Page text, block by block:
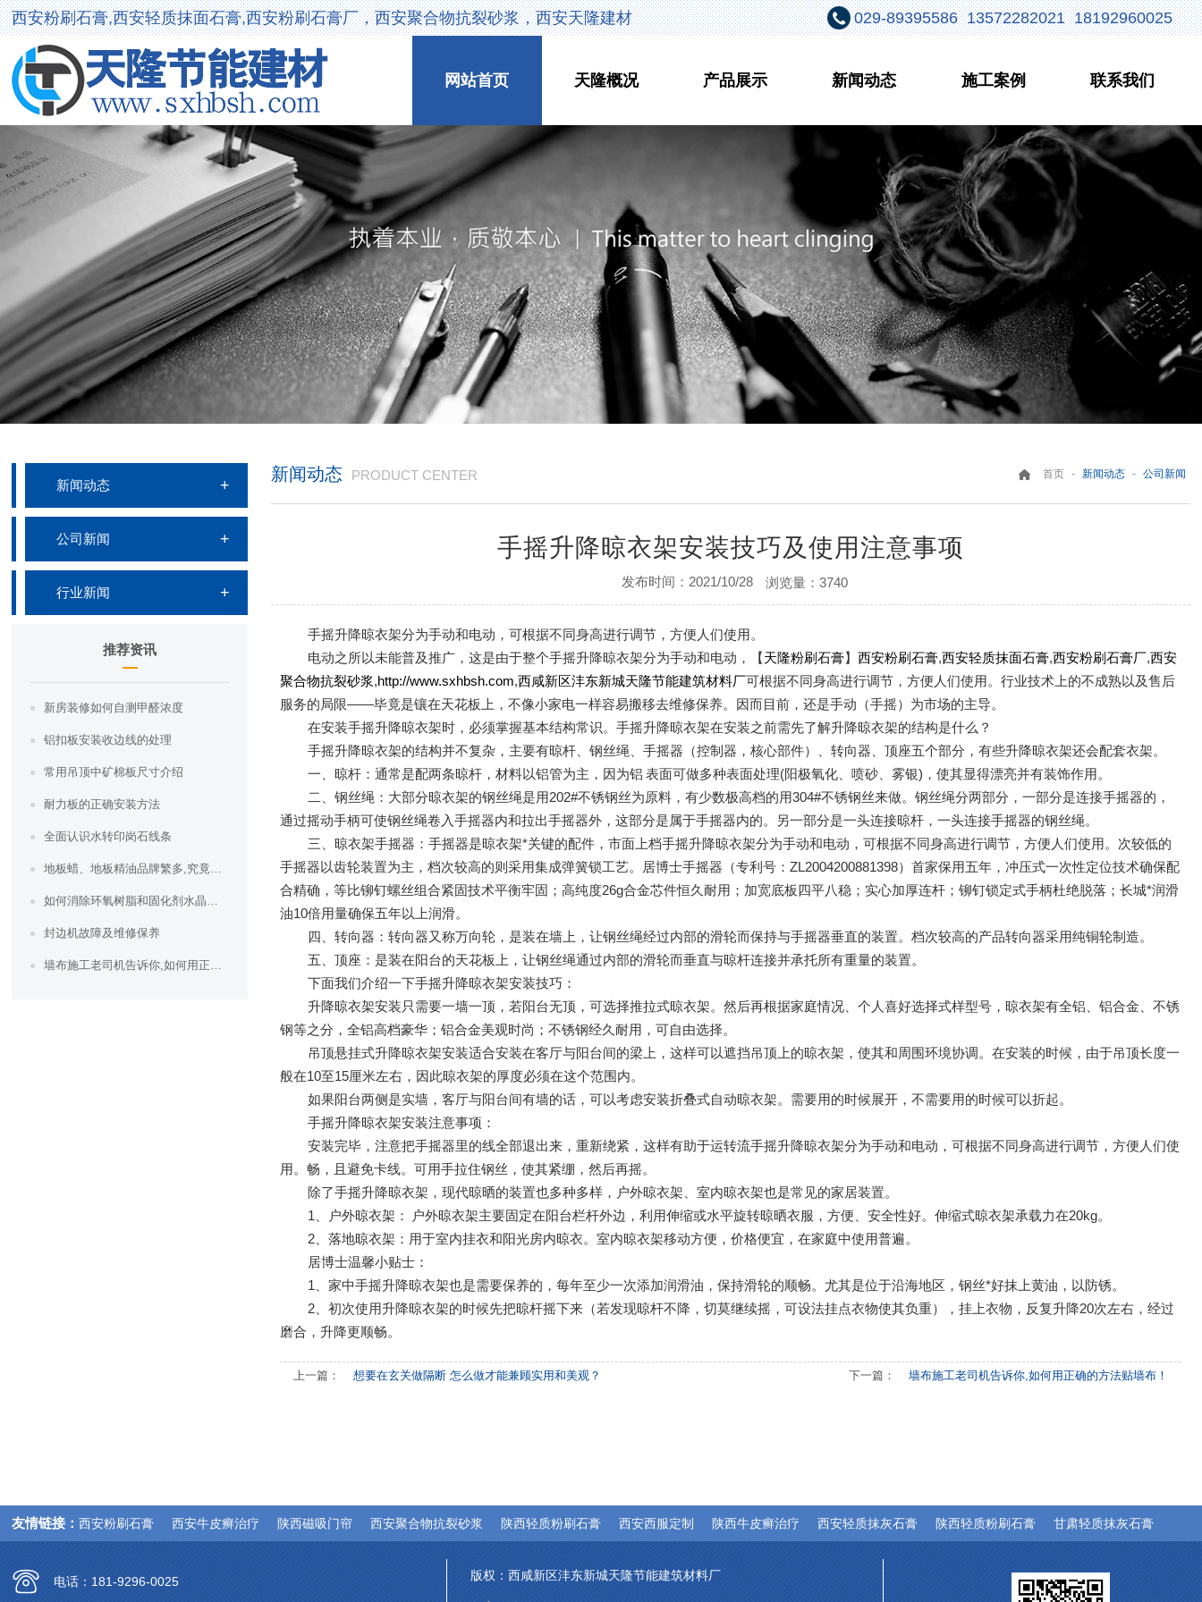
西安粉刷石膏,西安轻质抹面石膏,西安粉刷石膏厂，西安聚合物抗裂砂浆，西安天隆建材 029-89395586 13572282021 18192960025
网站首页 天隆概况 产品展示 新闻动态 施工案例 联系我们
新闻动态
公司新闻
行业新闻
推荐资讯
新房装修如何自测甲醛浓度
铝扣板安装收边线的处理
常用吊顶中矿棉板尺寸介绍
耐力板的正确安装方法
全面认识水转印岗石线条
地板蜡、地板精油品牌繁多,究竟哪种地板蜡好？哪种地板精油好？
如何消除环氧树脂和固化剂水晶胶的气泡？
封边机故障及维修保养
墙布施工老司机告诉你,如何用正确的方法贴墙布！
新闻动态 PRODUCT CENTER 首页 - 新闻动态 - 公司新闻
手摇升降晾衣架安装技巧及使用注意事项
发布时间：2021/10/28 浏览量：3740
手摇升降晾衣架分为手动和电动，可根据不同身高进行调节，方便人们使用。
电动之所以未能普及推广，这是由于整个手摇升降晾衣架分为手动和电动， 【天隆粉刷石膏】 西安粉刷石膏,西安轻质抹面石膏,西安粉刷石膏厂,西安
聚合物抗裂砂浆,http://www.sxhbsh.com,西咸新区沣东新城天隆节能建筑材料厂可根据不同身高进行调节，方便人们使用。行业技术上的不成熟以及售后
服务的局限——毕竟是镶在天花板上，不像小家电一样容易搬移去维修保养。因而目前，还是手动（手摇）为市场的主导。
在安装手摇升降晾衣架时，必须掌握基本结构常识。手摇升降晾衣架在安装之前需先了解升降晾衣架的结构是什么？
手摇升降晾衣架的结构并不复杂，主要有晾杆、钢丝绳、手摇器（控制器，核心部件）、转向器、顶座五个部分，有些升降晾衣架还会配套衣架。
一、晾杆：通常是配两条晾杆，材料以铝管为主，因为铝 表面可做多种表面处理(阳极氧化、喷砂、雾银)，使其显得漂亮并有装饰作用。
二、钢丝绳：大部分晾衣架的钢丝绳是用202#不锈钢丝为原料，有少数极高档的用304#不锈钢丝来做。钢丝绳分两部分，一部分是连接手摇器的，
通过摇动手柄可使钢丝绳卷入手摇器内和拉出手摇器外，这部分是属于手摇器内的。另一部分是一头连接晾杆，一头连接手摇器的钢丝绳。
三、晾衣架手摇器：手摇器是晾衣架*关键的配件，市面上档手摇升降晾衣架分为手动和电动，可根据不同身高进行调节，方便人们使用。 次较低的
手摇器以齿轮装置为主，档次较高的则采用集成弹簧锁工艺。居博士手摇器（专利号：ZL2004200881398）首家保用五年，冲压式一次性定位技术确保配
合精确，等比铆钉螺丝组合紧固技术平衡牢固；高纯度26g合金芯件恒久耐用；加宽底板四平八稳；实心加厚连杆；铆钉锁定式手柄杜绝脱落；长城*润滑
油10倍用量确保五年以上润滑。
四、转向器：转向器又称万向轮，是装在墙上，让钢丝绳经过内部的滑轮而保持与手摇器垂直的装置。档次较高的产品转向器采用纯铜轮制造。
五、顶座：是装在阳台的天花板上，让钢丝绳通过内部的滑轮而垂直与晾杆连接并承托所有重量的装置。
下面我们介绍一下手摇升降晾衣架安装技巧：
升降晾衣架安装只需要一墙一顶，若阳台无顶，可选择推拉式晾衣架。然后再根据家庭情况、个人喜好选择式样型号，晾衣架有全铝、铝合金、不锈
钢等之分，全铝高档豪华；铝合金美观时尚；不锈钢经久耐用，可自由选择。
吊顶悬挂式升降晾衣架安装适合安装在客厅与阳台间的梁上，这样可以遮挡吊顶上的晾衣架，使其和周围环境协调。在安装的时候，由于吊顶长度一
般在10至15厘米左右，因此晾衣架的厚度必须在这个范围内。
如果阳台两侧是实墙，客厅与阳台间有墙的话，可以考虑安装折叠式自动晾衣架。需要用的时候展开，不需要用的时候可以折起。
手摇升降晾衣架安装注意事项：
安装完毕，注意把手摇器里的线全部退出来，重新绕紧，这样有助于运转流手摇升降晾衣架分为手动和电动，可根据不同身高进行调节，方便人们使
用。畅，且避免卡线。可用手拉住钢丝，使其紧绷，然后再摇。
除了手摇升降晾衣架，现代晾晒的装置也多种多样，户外晾衣架、室内晾衣架也是常见的家居装置。
1、户外晾衣架： 户外晾衣架主要固定在阳台栏杆外边，利用伸缩或水平旋转晾晒衣服，方便、安全性好。伸缩式晾衣架承载力在20kg。
2、落地晾衣架：用于室内挂衣和阳光房内晾衣。室内晾衣架移动方便，价格便宜，在家庭中使用普遍。
居博士温馨小贴士：
1、家中手摇升降晾衣架也是需要保养的，每年至少一次添加润滑油，保持滑轮的顺畅。尤其是位于沿海地区，钢丝*好抹上黄油，以防锈。
2、初次使用升降晾衣架的时候先把晾杆摇下来（若发现晾杆不降，切莫继续摇，可设法挂点衣物使其负重），挂上衣物，反复升降20次左右，经过
磨合，升降更顺畅。
上一篇： 想要在玄关做隔断 怎么做才能兼顾实用和美观？ 下一篇： 墙布施工老司机告诉你,如何用正确的方法贴墙布！
友情链接：西安粉刷石膏 西安牛皮癣治疗 陕西磁吸门帘 西安聚合物抗裂砂浆 陕西轻质粉刷石膏 西安西服定制 陕西牛皮癣治疗 西安轻质抹灰石膏 陕西轻质粉刷石膏 甘肃轻质抹灰石膏
电话：181-9296-0025 版权：西咸新区沣东新城天隆节能建筑材料厂